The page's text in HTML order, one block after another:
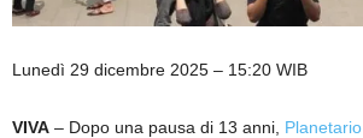
Lunedì 29 dicembre 2025 – 15:20 WIB
VIVA – Dopo una pausa di 13 anni, Planetario